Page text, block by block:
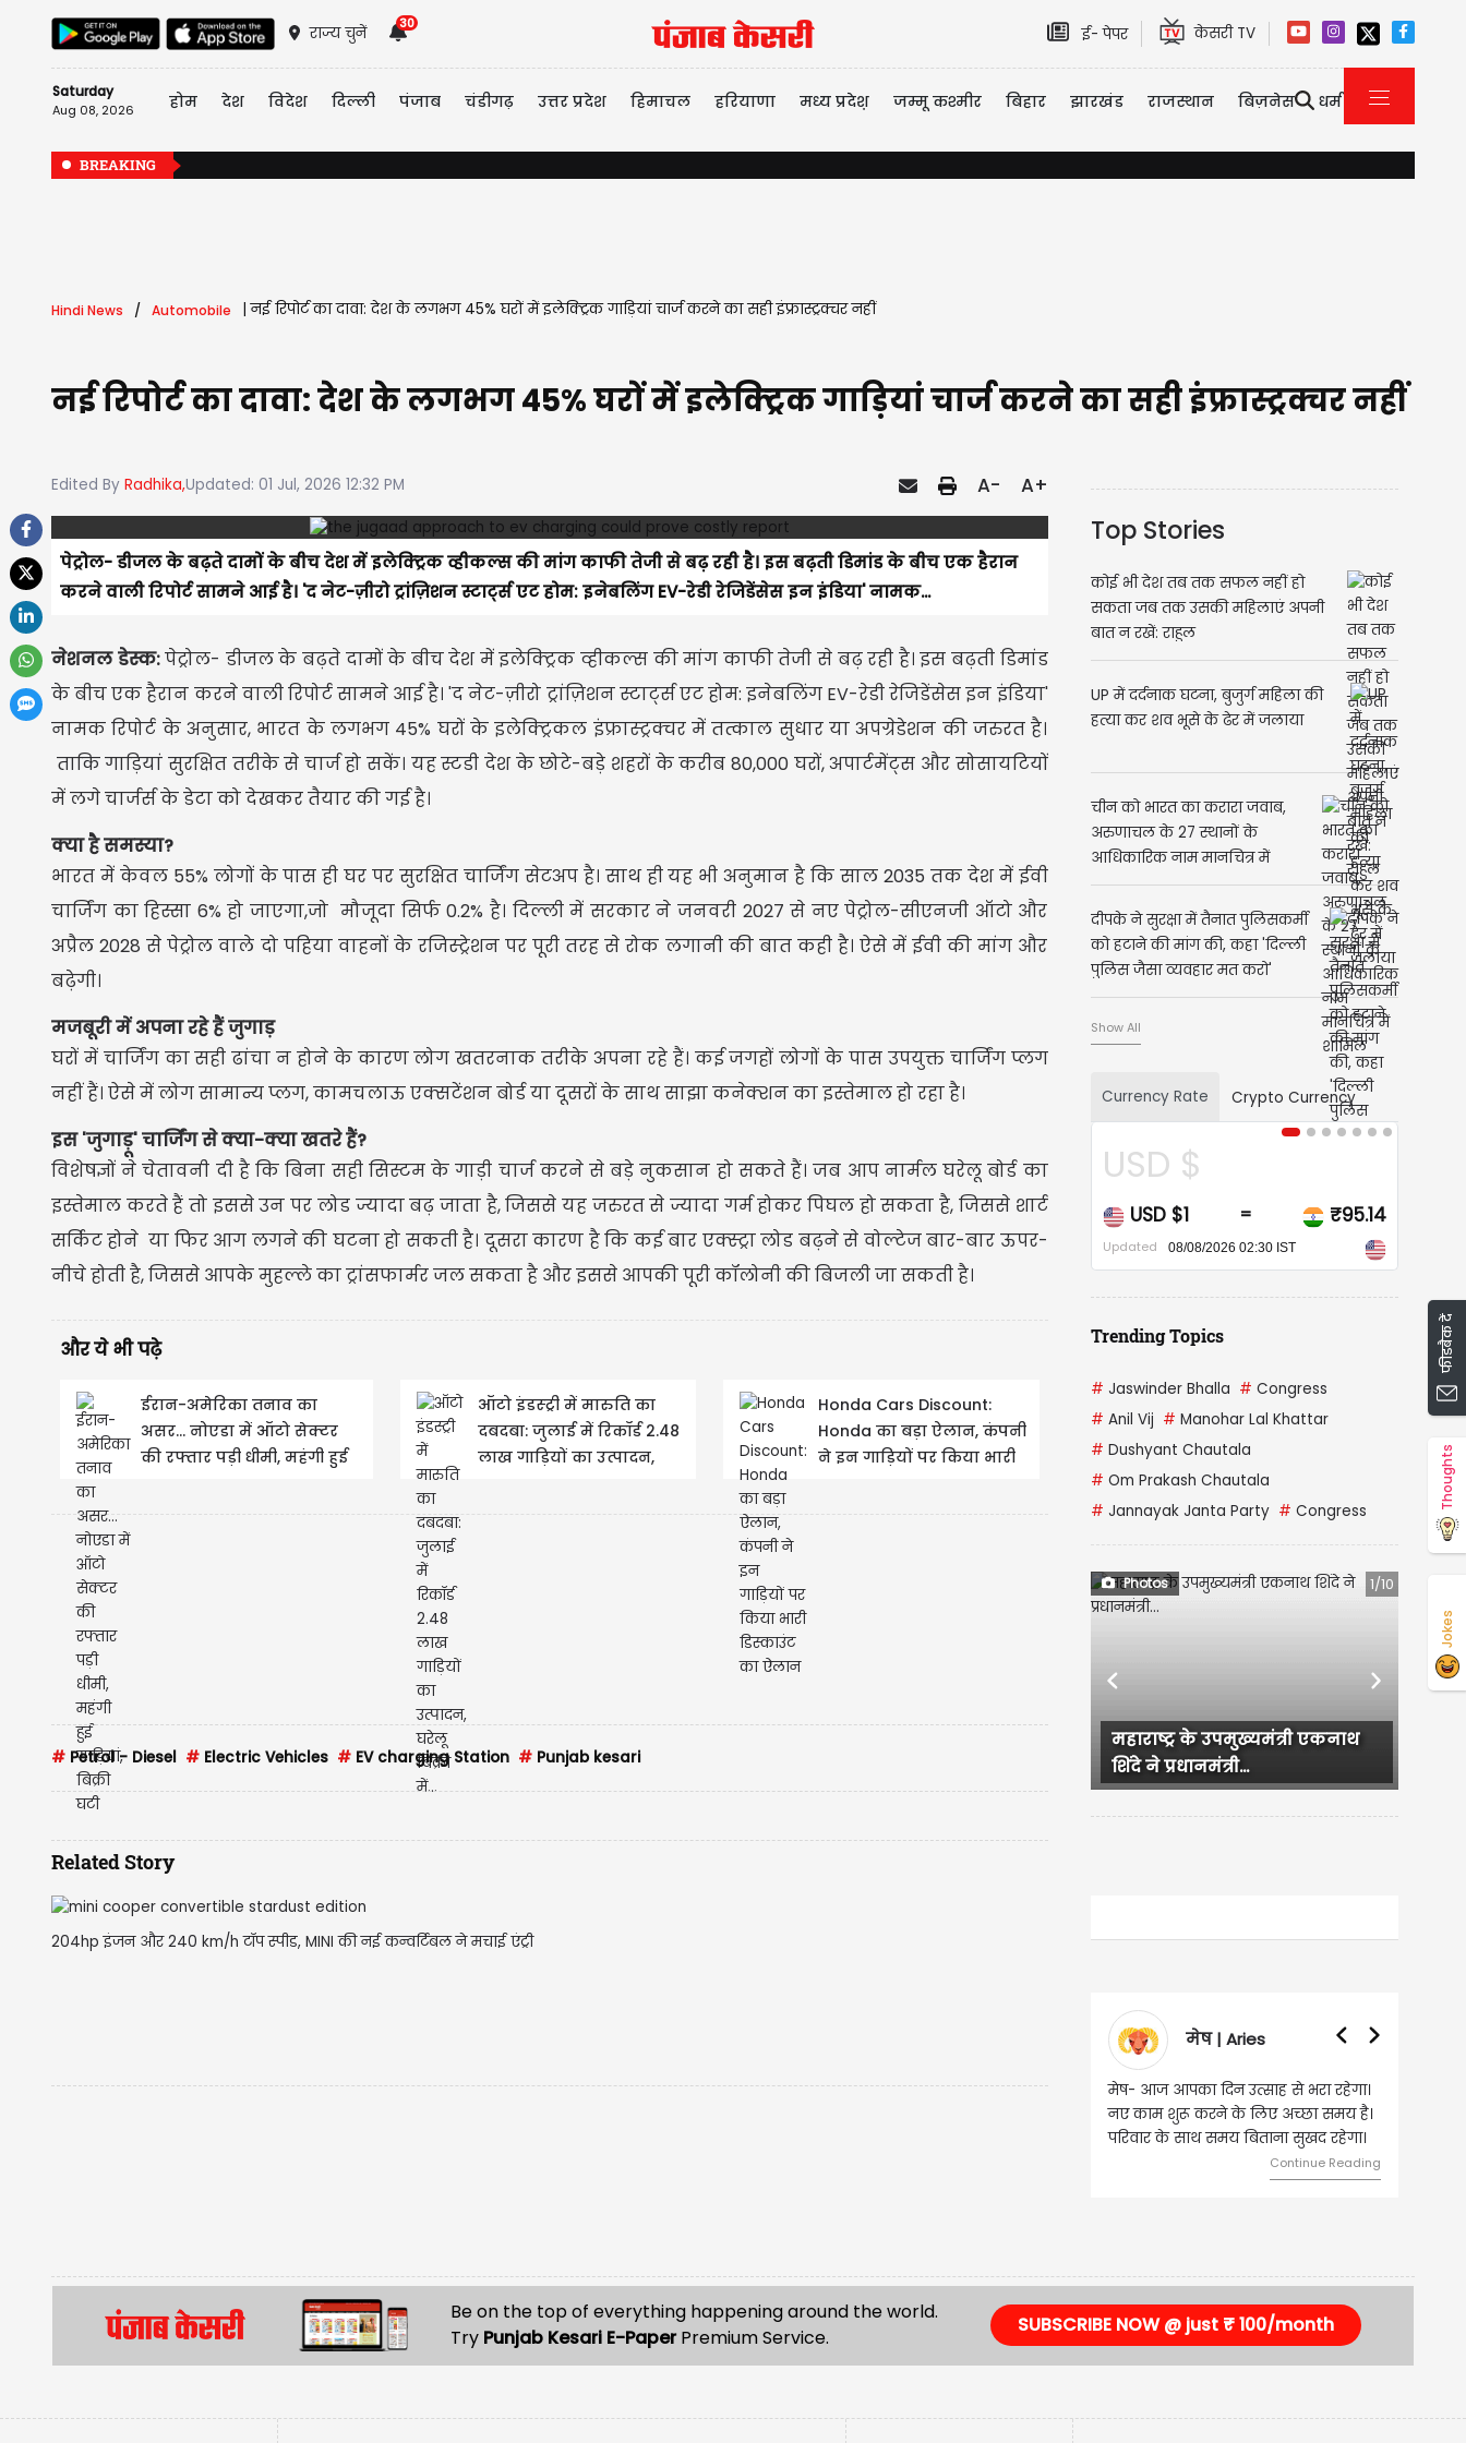
राज्य चुनें
30
ई- पेपर केसरी TV
Saturday
Aug 08, 2026 होम देश विदेश दिल्ली पंजाब चंडीगढ़ उत्तर प्रदेश हिमाचल हरियाणा मध्य प्रदेश़ जम्मू कश्मीर बिहार झारखंड राजस्थान बिज़नेस धर्म
BREAKING
Hindi News Automobile |नई रिपोर्ट का दावा: देश के लगभग 45% घरों में इलेक्ट्रिक गाड़ियां चार्ज करने का सही इंफ्रास्ट्रक्चर नहीं
नई रिपोर्ट का दावा: देश के लगभग 45% घरों में इलेक्ट्रिक गाड़ियां चार्ज करने का सही इंफ्रास्ट्रक्चर नहीं
Edited By Radhika,Updated: 01 Jul, 2026 12:32 PM A- A+
पेट्रोल- डीजल के बढ़ते दामों के बीच देश में इलेक्ट्रिक व्हीकल्स की मांग काफी तेजी से बढ़ रही है। इस बढ़ती डिमांड के बीच एक हैरान
करने वाली रिपोर्ट सामने आई है। 'द नेट-ज़ीरो ट्रांज़िशन स्टार्ट्स एट होम: इनेबलिंग EV-रेडी रेजिडेंसेस इन इंडिया' नामक...
नेशनल डेस्क:पेट्रोल- डीजल के बढ़ते दामों के बीच देश में इलेक्ट्रिक व्हीकल्स की मांग काफी तेजी से बढ़ रही है। इस बढ़ती डिमांड
के बीच एक हैरान करने वाली रिपोर्ट सामने आई है। 'द नेट-ज़ीरो ट्रांज़िशन स्टार्ट्स एट होम: इनेबलिंग EV-रेडी रेजिडेंसेस इन इंडिया'
नामक रिपोर्ट के अनुसार, भारत के लगभग 45% घरों के इलेक्ट्रिकल इंफ्रास्ट्रक्चर में तत्काल सुधार या अपग्रेडेशन की जरुरत है।
ताकि गाड़ियां सुरक्षित तरीके से चार्ज हो सकें। यह स्टडी देश के छोटे-बड़े शहरों के करीब 80,000 घरों, अपार्टमेंट्स और सोसायटियों
में लगे चार्जर्स के डेटा को देखकर तैयार की गई है।
क्या है समस्या?
भारत में केवल 55% लोगों के पास ही घर पर सुरक्षित चार्जिंग सेटअप है। साथ ही यह भी अनुमान है कि साल 2035 तक देश में ईवी
चार्जिंग का हिस्सा 6% हो जाएगा,जो मौजूदा सिर्फ 0.2% है। दिल्ली में सरकार ने जनवरी 2027 से नए पेट्रोल-सीएनजी ऑटो और
अप्रैल 2028 से पेट्रोल वाले दो पहिया वाहनों के रजिस्ट्रेशन पर पूरी तरह से रोक लगानी की बात कही है। ऐसे में ईवी की मांग और
बढ़ेगी।
मजबूरी में अपना रहे हैं जुगाड़
घरों में चार्जिंग का सही ढांचा न होने के कारण लोग खतरनाक तरीके अपना रहे हैं। कई जगहों लोगों के पास उपयुक्त चार्जिंग प्लग
नहीं हैं। ऐसे में लोग सामान्य प्लग, कामचलाऊ एक्सटेंशन बोर्ड या दूसरों के साथ साझा कनेक्शन का इस्तेमाल हो रहा है।
इस 'जुगाड़ू' चार्जिंग से क्या-क्या खतरे हैं?
विशेषज्ञों ने चेतावनी दी है कि बिना सही सिस्टम के गाड़ी चार्ज करने से बड़े नुकसान हो सकते हैं। जब आप नार्मल घरेलू बोर्ड का
इस्तेमाल करते हैं तो इससे उन पर लोड ज्यादा बढ़ जाता है, जिससे यह जरुरत से ज्यादा गर्म होकर पिघल हो सकता है, जिससे शार्ट
सर्किट होने या फिर आग लगने की घटना हो सकती है। दूसरा कारण है कि कई बार एक्स्ट्रा लोड बढ़ने से वोल्टेज बार-बार ऊपर-
नीचे होती है, जिससे आपके मुहल्ले का ट्रांसफार्मर जल सकता है और इससे आपकी पूरी कॉलोनी की बिजली जा सकती है।
और ये भी पढ़े
ईरान-अमेरिका तनाव का
असर... नोएडा में ऑटो सेक्टर
की रफ्तार पड़ी धीमी, महंगी हुई
ऑटो इंडस्ट्री में मारुति का
दबदबा: जुलाई में रिकॉर्ड 2.48
लाख गाड़ियों का उत्पादन,
Honda Cars Discount:
Honda का बड़ा ऐलान, कंपनी
ने इन गाड़ियों पर किया भारी
# Petrol - Diesel # Electric Vehicles # EV charging Station # Punjab kesari
Related Story
204hp इंजन और 240 km/h टॉप स्पीड, MINI की नई कन्वर्टिबल ने मचाई एंट्री
Top Stories
कोई भी देश तब तक सफल नहीं हो
सकता जब तक उसकी महिलाएं अपनी
बात न रखें: राहुल
UP में दर्दनाक घटना, बुजुर्ग महिला की
हत्या कर शव भूसे के ढेर में जलाया
चीन को भारत का करारा जवाब,
अरुणाचल के 27 स्थानों के
आधिकारिक नाम मानचित्र में
शामिल
दीपके ने सुरक्षा में तैनात पुलिसकर्मी
को हटाने की मांग की, कहा 'दिल्ली
पुलिस जैसा व्यवहार मत करो'
Show All
Currency Rate Crypto Currency
USD $
USD $1 = ₹95.14
Updated 08/08/2026 02:30 IST
Trending Topics
# Jaswinder Bhalla # Congress
# Anil Vij # Manohar Lal Khattar
# Dushyant Chautala
# Om Prakash Chautala
# Jannayak Janta Party # Congress
Photos 1/10
महाराष्ट्र के उपमुख्यमंत्री एकनाथ
शिंदे ने प्रधानमंत्री...
Previous Next
मेष | Aries
मेष- आज आपका दिन उत्साह से भरा रहेगा।
नए काम शुरू करने के लिए अच्छा समय है।
परिवार के साथ समय बिताना सुखद रहेगा।
Continue Reading
Be on the top of everything happening around the world.
Try Punjab Kesari E-PaperPremium Service.
SUBSCRIBE NOW @ just ₹ 100/month
फीडबैक दें
Thoughts
Jokes